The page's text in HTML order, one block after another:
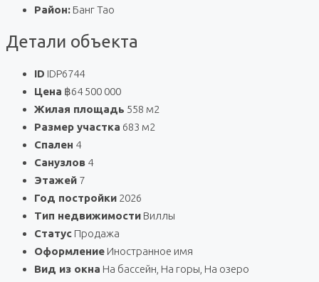
Район: Банг Тао
Детали объекта
ID IDP6744
Цена ฿64 500 000
Жилая площадь 558 м2
Размер участка 683 м2
Спален 4
Санузлов 4
Этажей 7
Год постройки 2026
Тип недвижимости Виллы
Статус Продажа
Оформление Иностранное имя
Вид из окна На бассейн, На горы, На озеро